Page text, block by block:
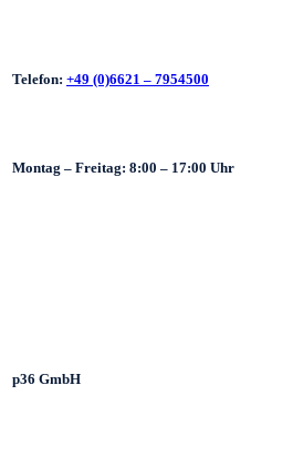
Telefon: +49 (0)6621 – 7954500
Montag – Freitag: 8:00 – 17:00 Uhr
p36 GmbH